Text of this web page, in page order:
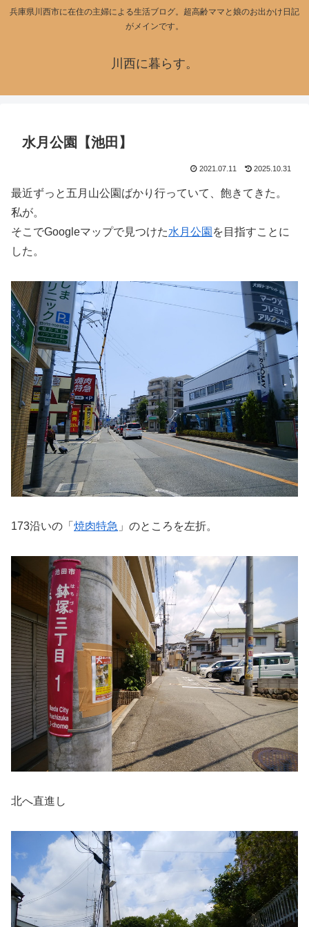
兵庫県川西市に在住の主婦による生活ブログ。超高齢ママと娘のお出かけ日記
がメインです。
川西に暮らす。
水月公園【池田】
2021.07.11 2025.10.31
最近ずっと五月山公園ばかり行っていて、飽きてきた。
私が。
そこでGoogleマップで見つけた水月公園 を目指すことに
した。
173沿いの「 焼肉特急 」のところを左折。
北へ直進し